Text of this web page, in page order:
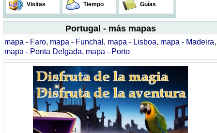
Visitas Tiempo Guías
Portugal - más mapas
mapa - Faro, mapa - Funchal , mapa - Lisboa, mapa - Madeira,
mapa - Ponta Delgada, mapa - Porto